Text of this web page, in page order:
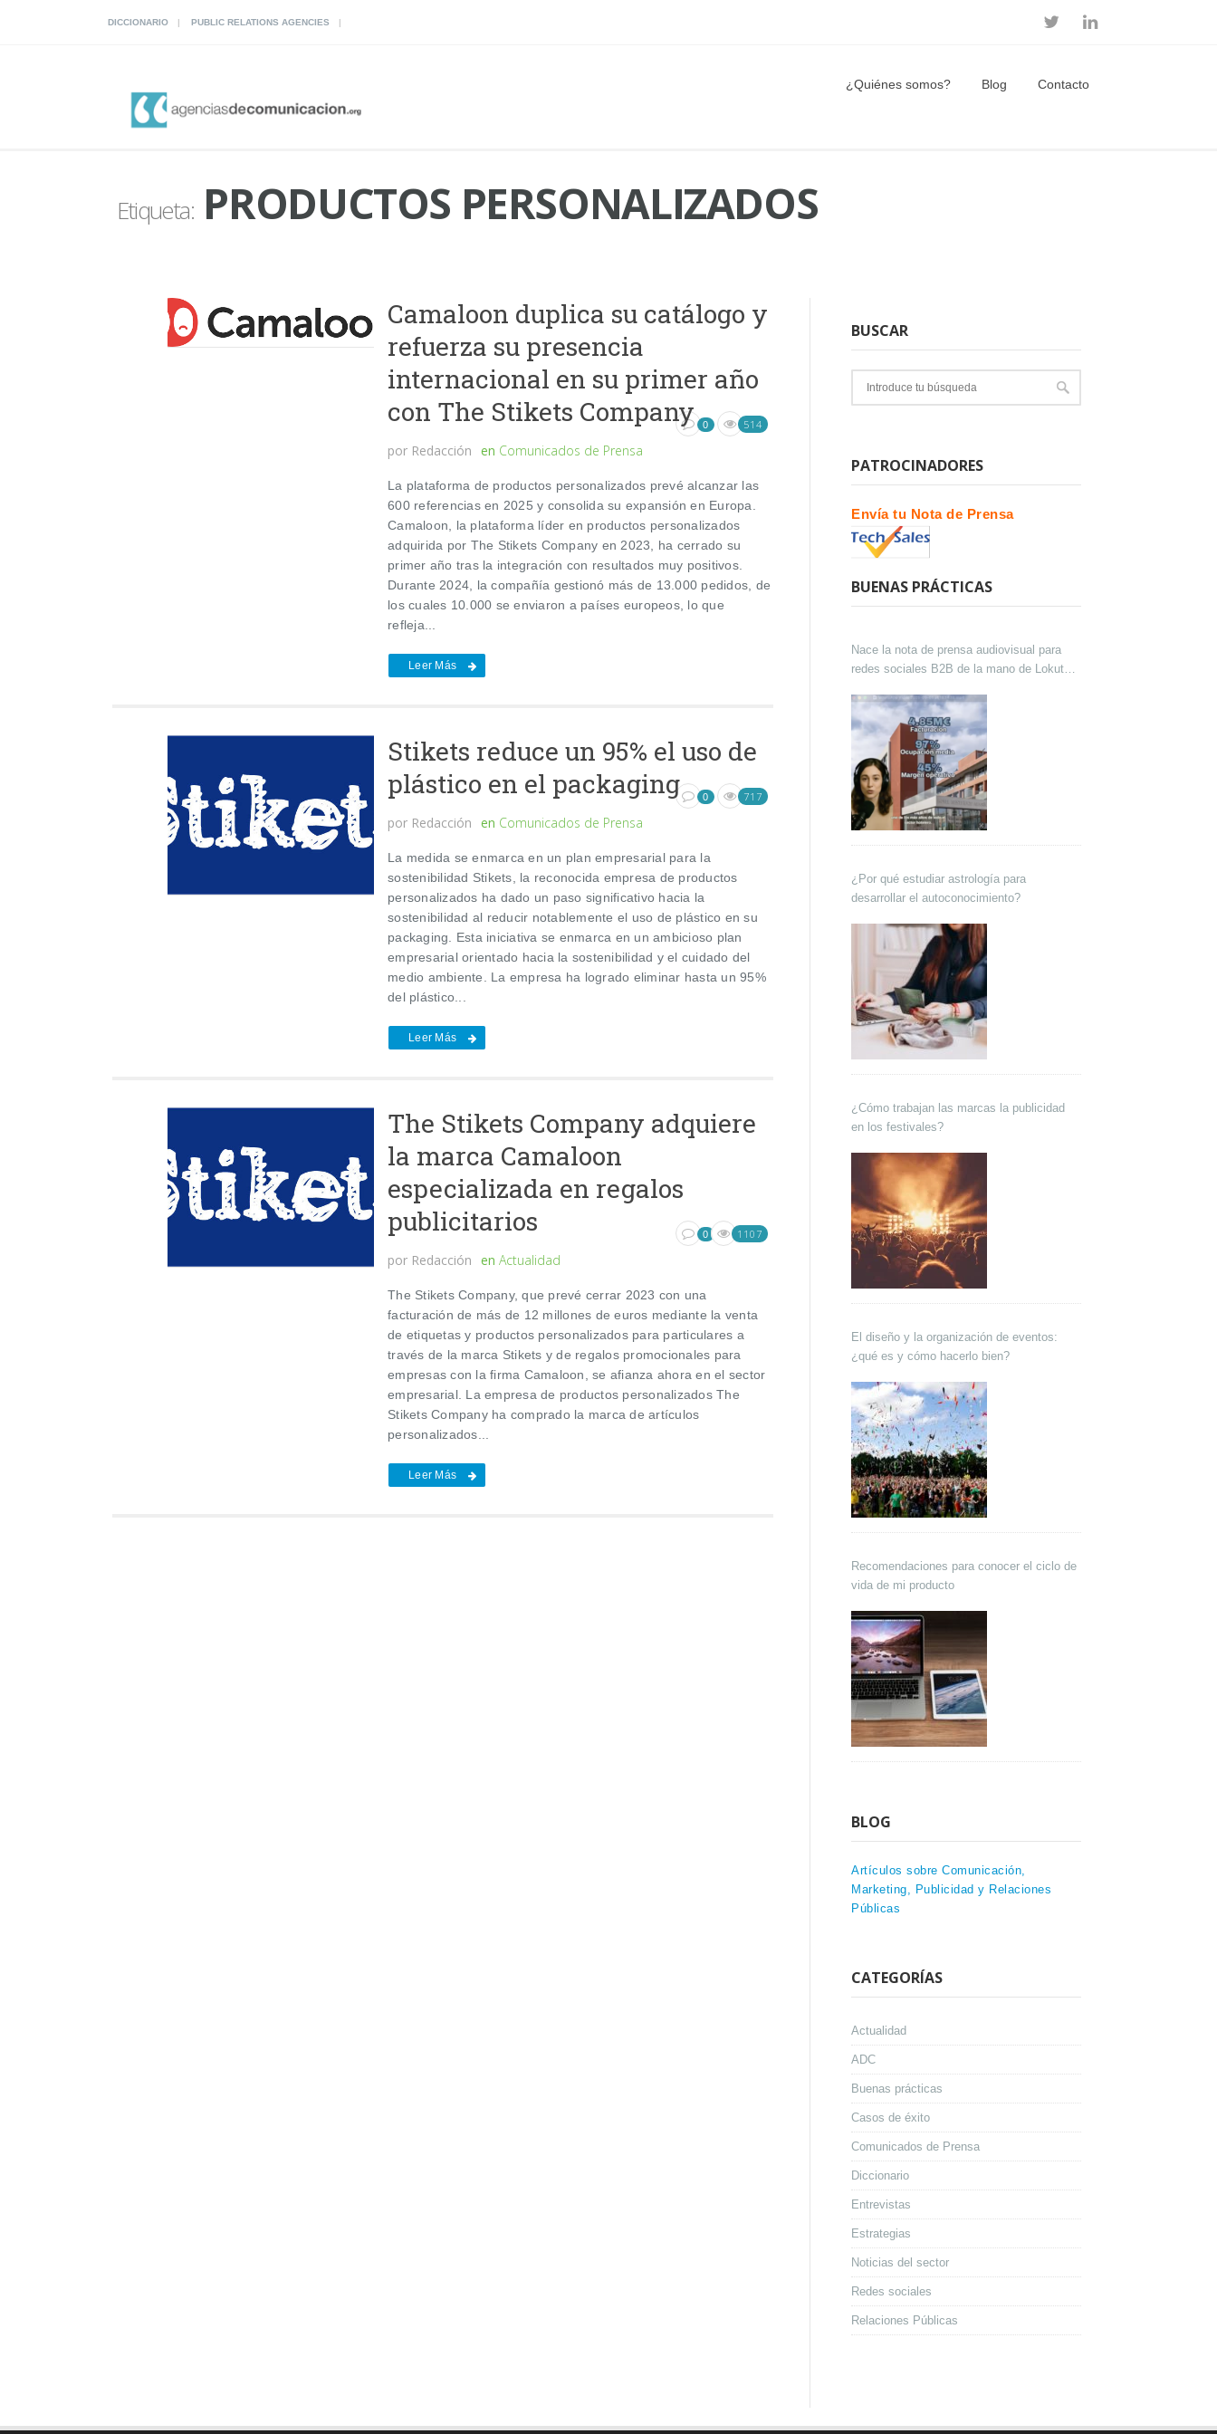
DICCIONARIO PUBLIC RELATIONS AGENCIES
¿Quiénes somos? Blog Contacto
Etiqueta:PRODUCTOS PERSONALIZADOS
Camaloon duplica su catálogo y
refuerza su presencia
internacional en su primer año
con The Stikets Company
por Redacción en Comunicados de Prensa
0 514
La plataforma de productos personalizados prevé alcanzar las
600 referencias en 2025 y consolida su expansión en Europa.
Camaloon, la plataforma líder en productos personalizados
adquirida por The Stikets Company en 2023, ha cerrado su
primer año tras la integración con resultados muy positivos.
Durante 2024, la compañía gestionó más de 13.000 pedidos, de
los cuales 10.000 se enviaron a países europeos, lo que
refleja...
Leer Más
Stikets reduce un 95% el uso de
plástico en el packaging
por Redacción en Comunicados de Prensa
0 717
La medida se enmarca en un plan empresarial para la
sostenibilidad Stikets, la reconocida empresa de productos
personalizados ha dado un paso significativo hacia la
sostenibilidad al reducir notablemente el uso de plástico en su
packaging. Esta iniciativa se enmarca en un ambicioso plan
empresarial orientado hacia la sostenibilidad y el cuidado del
medio ambiente. La empresa ha logrado eliminar hasta un 95%
del plástico...
Leer Más
The Stikets Company adquiere
la marca Camaloon
especializada en regalos
publicitarios
por Redacción en Actualidad
0 1107
The Stikets Company, que prevé cerrar 2023 con una
facturación de más de 12 millones de euros mediante la venta
de etiquetas y productos personalizados para particulares a
través de la marca Stikets y de regalos promocionales para
empresas con la firma Camaloon, se afianza ahora en el sector
empresarial. La empresa de productos personalizados The
Stikets Company ha comprado la marca de artículos
personalizados...
Leer Más
BUSCAR
PATROCINADORES
Envía tu Nota de Prensa
BUENAS PRÁCTICAS
Nace la nota de prensa audiovisual para
redes sociales B2B de la mano de Lokutor
¿Por qué estudiar astrología para
desarrollar el autoconocimiento?
¿Cómo trabajan las marcas la publicidad
en los festivales?
El diseño y la organización de eventos:
¿qué es y cómo hacerlo bien?
Recomendaciones para conocer el ciclo de
vida de mi producto
BLOG
Artículos sobre Comunicación,
Marketing, Publicidad y Relaciones
Públicas
CATEGORÍAS
Actualidad
ADC
Buenas prácticas
Casos de éxito
Comunicados de Prensa
Diccionario
Entrevistas
Estrategias
Noticias del sector
Redes sociales
Relaciones Públicas